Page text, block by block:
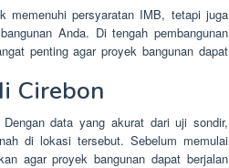
memenuhi persyaratan IMB, tetapi juga
Anda. Di tengah pembangunan
penting agar proyek bangunan dapat
Cirebon
data yang akurat dari uji sondir,
di lokasi tersebut. Sebelum memulai
agar proyek bangunan dapat berjalan